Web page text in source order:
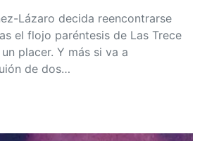
Lázaro decida reencontrarse
el flojo paréntesis de Las Trece
placer. Y más si va a
de dos…